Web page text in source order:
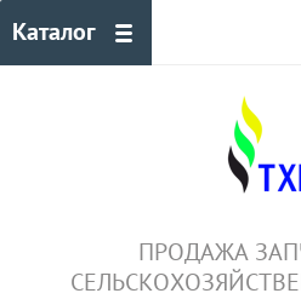
Каталог
ПРОДАЖА